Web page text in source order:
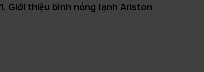
1. Giới thiệu bình nóng lạnh Ariston